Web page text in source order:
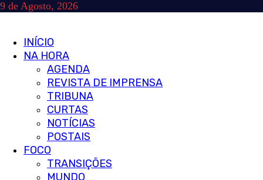
Skip
9 de Agosto, 2026
Primary
Menu
INÍCIO
NA HORA
AGENDA
REVISTA DE IMPRENSA
TRIBUNA
CURTAS
NOTÍCIAS
POSTAIS
FOCO
TRANSIÇÕES
MUNDO